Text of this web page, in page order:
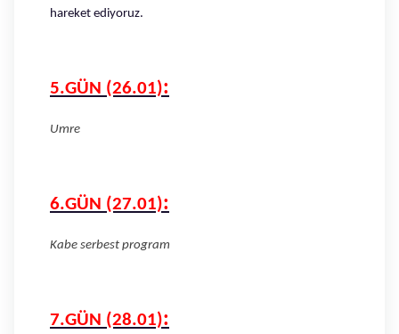
hareket ediyoruz.
5.GÜN (26.01):
Umre
6.GÜN (27.01):
Kabe serbest program
7.GÜN (28.01):